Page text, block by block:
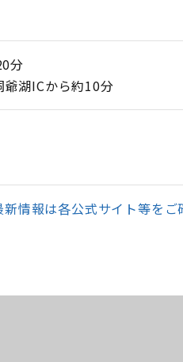
分
湖ICから約10分
情報は各公式サイト等をご